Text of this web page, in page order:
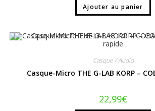
Ajouter au panier
rapide
Casque / Audio
Casque-Micro THE G-LAB KORP –
22,99€